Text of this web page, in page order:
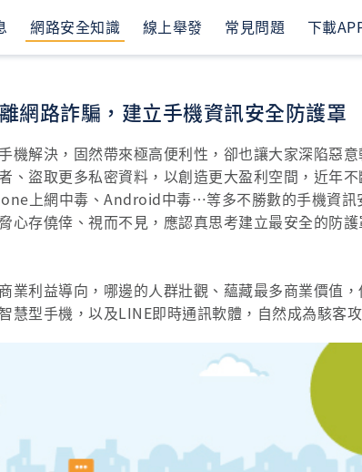
網路安全知識 線上舉發 常見問題 下載
網路詐騙，建立手機資訊安全防護罩
機解決，固然帶來極高便利性，卻也讓大家深陷惡
、盜取更多私密資料，以創造更大盈利空間，近年
上網中毒、Android中毒…等多不勝數的手機資訊
心存僥倖、視而不見，應認真思考建立最安全的防
業利益導向，哪邊的人群壯觀、蘊藏最多商業價值，
慧型手機，以及LINE即時通訊軟體，自然成為駭客